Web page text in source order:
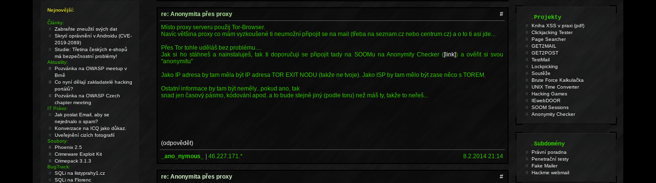
re: Anonymita přes proxy
#
Místo proxy serveru použij Tor-Browser.
Navíc většina proxy co mám vyzkoušené ti neumožní připojit se na mail (třeba na seznam.cz nebo centrum.cz) a o to ti asi jde...
Přes Tor tohle uděláš bez problému....
Jak si ho stáhneš a nainstaluješ, tak ti doporučuji se připojit tady na SOOMu na Anonymity Checker ([link]) a ověřit si svou
"anonymitu"
Jako IP adresa by tam měla být IP adresa TOR EXIT NODU (takže ne tvoje). Jako ISP by tam mělo být zase něco s TOREM.
Ostatní informace by tam být neměly...pokud ano, tak
snad jen časový pásmo, kódování apod. a to bude stejně jiný (podle toru) než máš ty, takže to neřeš...
(odpovědět)
_ano_nymous_
|46.227.171.* 8.2.2014 21:14
re: Anonymita přes proxy
#
Nejnovější:
Články:
Zabraňte zneužití svých dat
Skrytí oprávnění v Androidu (CVE-
2019-2089)
Studie: Třetina českých e-shopů
má bezpečnostní problémy!
Aktuality:
Pozvánka na OWASP meetup v
Brně
Co nyní dělají zakladatelé hacking
portálů?
Pozvánka na OWASP Czech
chapter meeting
IT Právo:
Jak poslat Email, aby se
nejednalo o spam?
Konverzace na ICQ jako důkaz.
Uveřejnění cizích fotografií
Soubory:
Phoenix 2.5
Crimeware Exploit Kit
Crimepack 3.1.3
BugTrack:
SQLi na listyprahy1.cz
SQLi na Florenc
.Projekty
Kniha XSS v praxi (pdf)
Clickjacking Tester
Page Searcher
GET2MAIL
GET2POST
TestMail
Lockpicking
Soutěže
Brute Force Kalkulačka
UNIX Time Converter
Hacking Games
IEwebDOOR
SOOM Sessions
Anonymity Checker
.Subdomény
Právní poradna
Penetrační testy
Fake Mailer
Hackme webmail